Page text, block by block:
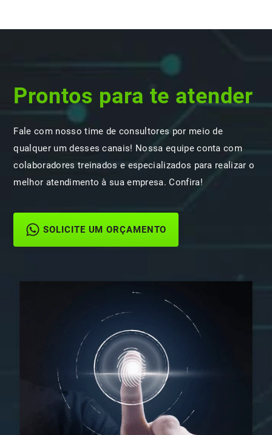
Prontos para te atender
Fale com nosso time de consultores por meio de
qualquer um desses canais! Nossa equipe conta com
colaboradores treinados e especializados para realizar o
melhor atendimento à sua empresa. Confira!
SOLICITE UM ORÇAMENTO